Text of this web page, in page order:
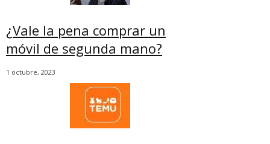
¿Vale la pena comprar un
móvil de segunda mano?
1 octubre, 2023